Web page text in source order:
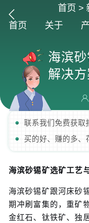
首页 >
首页
关于
海滨
解决
联系我们免费获取
买的好、赚的多、
海滨砂锡矿选矿工艺
海滨砂锡矿跟河床砂
期冲刷富集的，重矿
金红石、钛铁矿、独